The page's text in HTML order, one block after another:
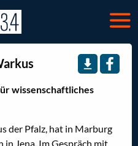
wissenschaftliches
der Pfalz, hat in Marburg
Jena. Im Gespräch mit